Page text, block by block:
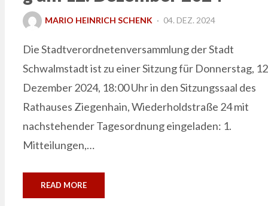
MARIO HEINRICH SCHENK
POSTED
04. DEZ. 2024
Die Stadtverordnetenversammlung der Stadt
Schwalmstadt ist zu einer Sitzung für Donnerstag,
Dezember 2024, 18:00 Uhr in den Sitzungssaal des
Rathauses Ziegenhain, Wiederholdstraße 24 mit
nachstehender Tagesordnung eingeladen: 1.
Mitteilungen,…
READ MORE